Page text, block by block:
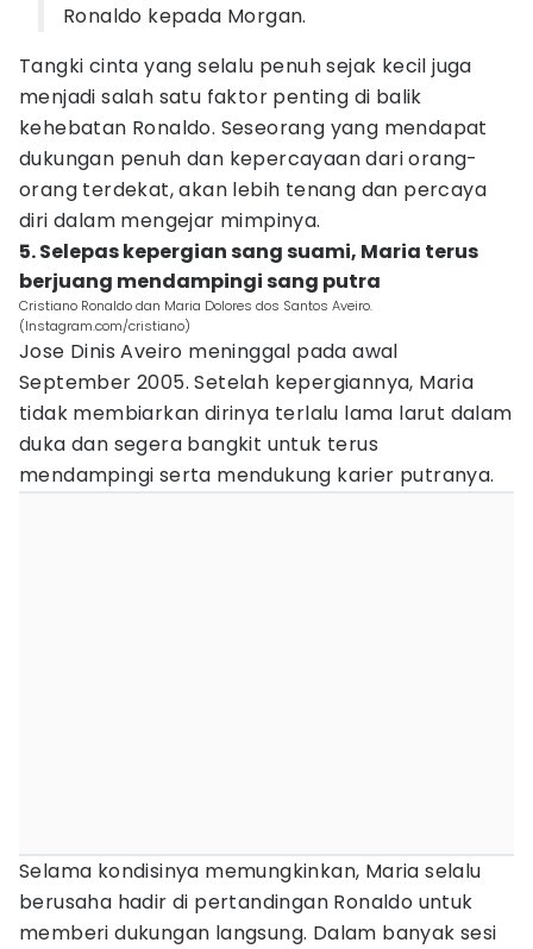
Ronaldo kepada Morgan.
Tangki cinta yang selalu penuh sejak kecil juga
menjadi salah satu faktor penting di balik
kehebatan Ronaldo. Seseorang yang mendapat
dukungan penuh dan kepercayaan dari orang-
orang terdekat, akan lebih tenang dan percaya
diri dalam mengejar mimpinya.
5. Selepas kepergian sang suami, Maria terus
berjuang mendampingi sang putra
Cristiano Ronaldo dan Maria Dolores dos Santos Aveiro.
(Instagram.com/cristiano)
Jose Dinis Aveiro meninggal pada awal
September 2005. Setelah kepergiannya, Maria
tidak membiarkan dirinya terlalu lama larut dalam
duka dan segera bangkit untuk terus
mendampingi serta mendukung karier putranya.
Selama kondisinya memungkinkan, Maria selalu
berusaha hadir di pertandingan Ronaldo untuk
memberi dukungan langsung. Dalam banyak sesi